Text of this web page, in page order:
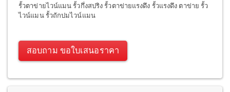
รั้วตาข่ายไวน์แมน รั้วกึ่งสปริง รั้วตาข่ายแรงดึง รั้วแรงดึง ตาข่าย รั้ว
ไวน์แมน รั้วถักปมไวน์แมน
สอบถาม ขอใบเสนอราคา